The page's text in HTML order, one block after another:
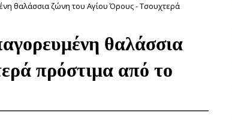
θαλάσσια ζώνη του Αγίου Όρους - Τσουχτερά
θαλάσσια
πρόστιμα από το